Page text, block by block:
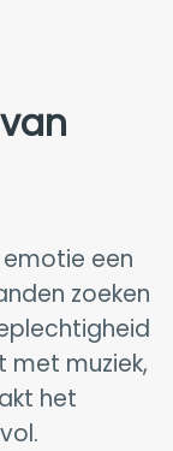
een
zoeken
met muziek,
het